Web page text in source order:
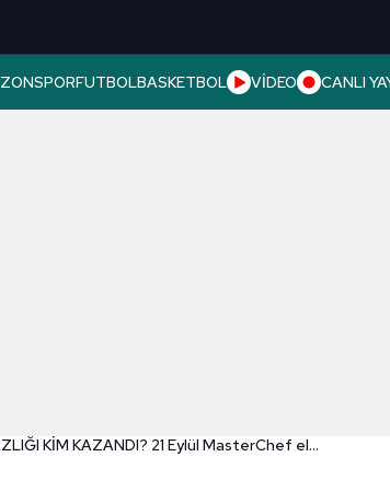
FUTBOLBASKETBOL VİDEO CANLI
MASTERCHEF DOKUNULMAZLIĞI KİM KAZANDI? 21 Eylül MasterChef eleme potasına kim gitti? İşte mavi ve kırmızı takımlar!